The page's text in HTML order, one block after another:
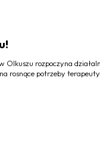
rozpoczyna
rosnące potrzeby